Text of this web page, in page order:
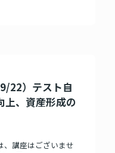
22）テスト自
上、資産形成の
講座はございませ